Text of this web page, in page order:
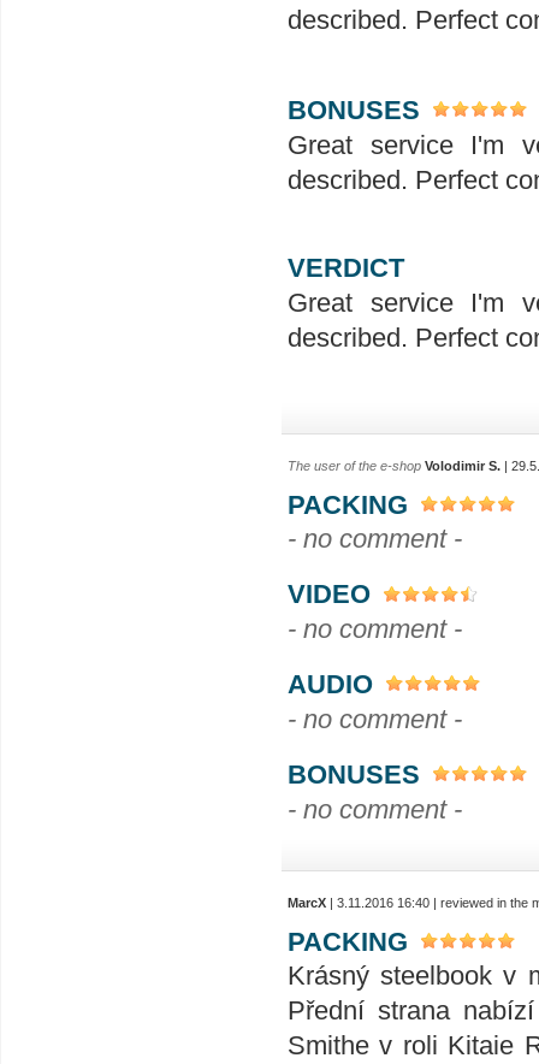
described. Perfect
BONUSES
Great service I'm
described. Perfect
VERDICT
Great service I'm
described. Perfect
The user of the e-shop Volodimir S. |
PACKING
- no comment -
VIDEO
- no comment -
AUDIO
- no comment -
BONUSES
- no comment -
MarcX | 3.11.2016 16:40 | reviewed in the
PACKING
Krásný steelbook v
Přední strana
Smithe v roli Kitaie